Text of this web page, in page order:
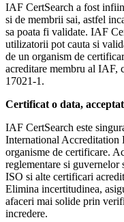
IAF CertSearch a fost
si de membrii sai, astfel
sa poata fi validate. IAF
utilizatorii pot cauta si
de un organism de
acreditare membru al
17021-1.
Certificat o data,
IAF CertSearch este
International Accreditation
organisme de certificare.
reglementare si
ISO si alte certificari
Elimina incertitudinea,
afaceri mai solide prin
incredere.